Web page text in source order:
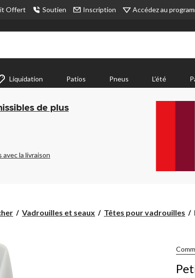
Offert Soutien Inscription Accédez au
Liquidation Patios Pneus L’été
de plus
avec la livraison
Vadrouilles et seaux Têtes pour vadrouilles